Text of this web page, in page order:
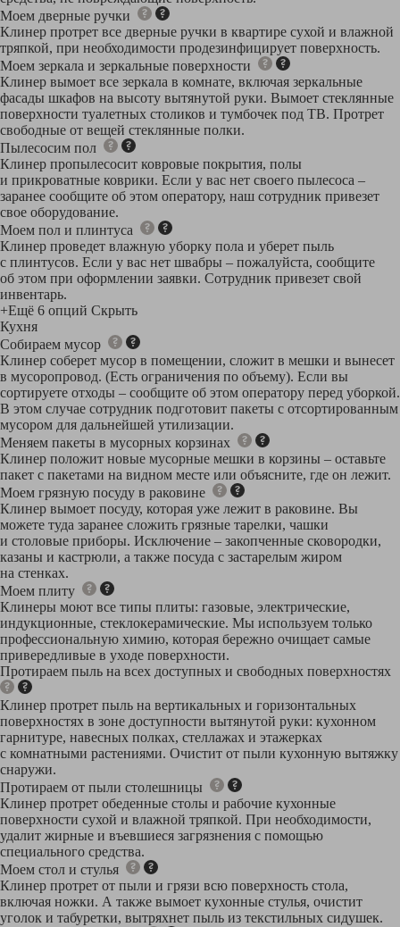
Моем дверные ручки
Клинер протрет все дверные ручки в квартире сухой и влажной
тряпкой, при необходимости продезинфицирует поверхность.
Моем зеркала и зеркальные поверхности
Клинер вымоет все зеркала в комнате, включая зеркальные
фасады шкафов на высоту вытянутой руки. Вымоет стеклянные
поверхности туалетных столиков и тумбочек под ТВ. Протрет
свободные от вещей стеклянные полки.
Пылесосим пол
Клинер пропылесосит ковровые покрытия, полы
и прикроватные коврики. Если у вас нет своего пылесоса –
заранее сообщите об этом оператору, наш сотрудник привезет
свое оборудование.
Моем пол и плинтуса
Клинер проведет влажную уборку пола и уберет пыль
с плинтусов. Если у вас нет швабры – пожалуйста, сообщите
об этом при оформлении заявки. Сотрудник привезет свой
инвентарь.
+Ещё 6 опций Скрыть
Кухня
Собираем мусор
Клинер соберет мусор в помещении, сложит в мешки и вынесет
в мусоропровод. (Есть ограничения по объему). Если вы
сортируете отходы – сообщите об этом оператору перед уборкой.
В этом случае сотрудник подготовит пакеты с отсортированным
мусором для дальнейшей утилизации.
Меняем пакеты в мусорных корзинах
Клинер положит новые мусорные мешки в корзины – оставьте
пакет с пакетами на видном месте или объясните, где он лежит.
Моем грязную посуду в раковине
Клинер вымоет посуду, которая уже лежит в раковине. Вы
можете туда заранее сложить грязные тарелки, чашки
и столовые приборы. Исключение – закопченные сковородки,
казаны и кастрюли, а также посуда с застарелым жиром
на стенках.
Моем плиту
Клинеры моют все типы плиты: газовые, электрические,
индукционные, стеклокерамические. Мы используем только
профессиональную химию, которая бережно очищает самые
привередливые в уходе поверхности.
Протираем пыль на всех доступных и свободных поверхностях
Клинер протрет пыль на вертикальных и горизонтальных
поверхностях в зоне доступности вытянутой руки: кухонном
гарнитуре, навесных полках, стеллажах и этажерках
с комнатными растениями. Очистит от пыли кухонную вытяжку
снаружи.
Протираем от пыли столешницы
Клинер протрет обеденные столы и рабочие кухонные
поверхности сухой и влажной тряпкой. При необходимости,
удалит жирные и въевшиеся загрязнения с помощью
специального средства.
Моем стол и стулья
Клинер протрет от пыли и грязи всю поверхность стола,
включая ножки. А также вымоет кухонные стулья, очистит
уголок и табуретки, вытряхнет пыль из текстильных сидушек.